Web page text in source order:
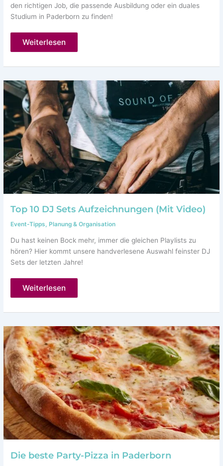
den richtigen Job, die passende Ausbildung oder ein duales
Studium in Paderborn zu finden!
Connect
für
den
Kreis
Paderborn
Weiterlesen
Top 10 DJ Sets Aufzeichnungen (Mit Video)
Event-Tipps, Planung & Organisation
Du hast keinen Bock mehr, immer die gleichen Playlists zu
hören? Hier kommt unsere handverlesene Auswahl feinster DJ
Sets der letzten Jahre!
Top
(Mit
Video)
Weiterlesen
Die beste Party-Pizza in Paderborn